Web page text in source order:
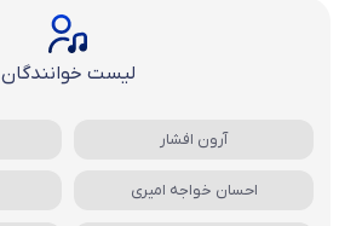
لیست خوانندگان
آرون افشار
احسان خواجه امیری